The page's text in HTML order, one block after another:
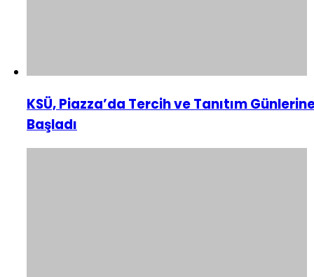
KSÜ, Piazza’da Tercih ve Tanıtım
Başladı